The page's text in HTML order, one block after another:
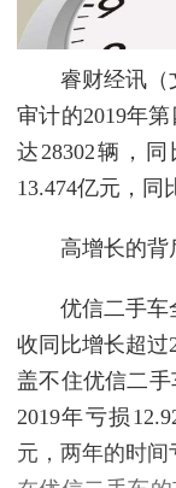
睿财经讯（
审计的2019年
达28302辆，
13.474亿元，同
高增长的背
优信二手车
收同比增长超过
盖不住优信二
2019年亏损
元，两年的时间